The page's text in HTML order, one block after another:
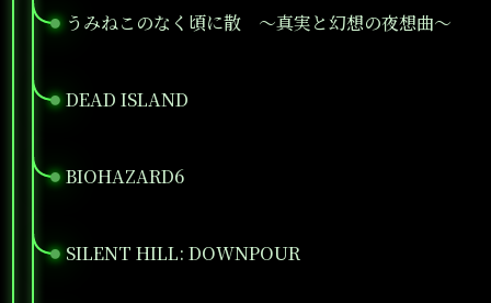
うみねこのなく頃に散 ～真実と幻想の夜想曲～
●
DEAD ISLAND
●
BIOHAZARD6
●
SILENT HILL: DOWNPOUR
●